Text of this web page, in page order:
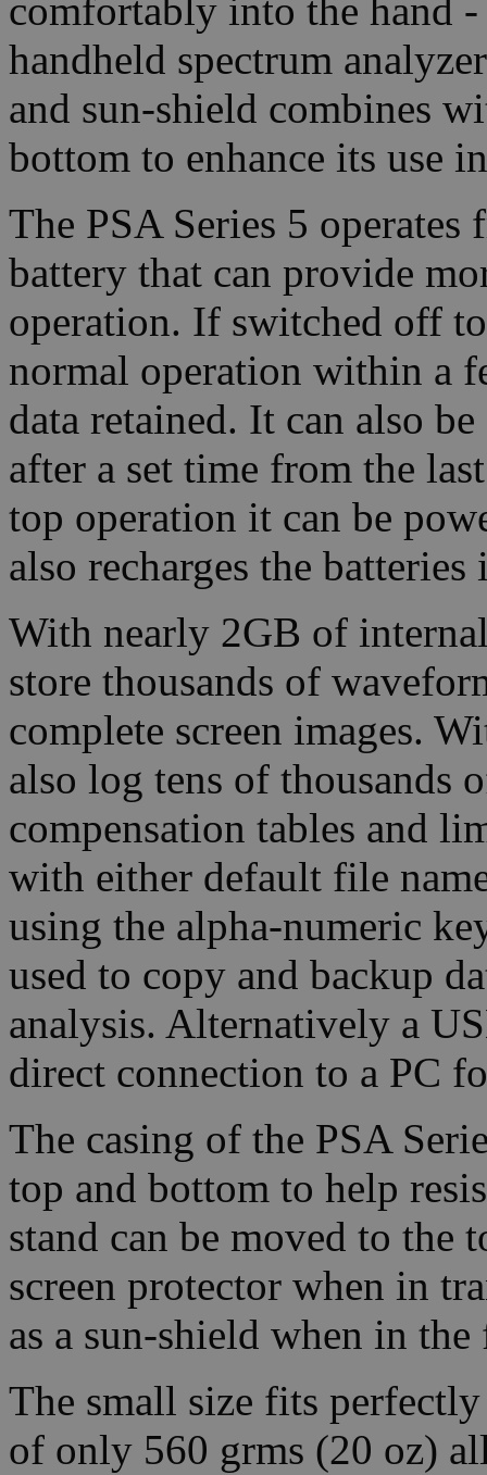
comfortably into the hand
handheld spectrum
and sun-shield combines
bottom to enhance its use
The PSA Series 5
battery that can provide
operation. If switched off
normal operation within a
data retained. It can also
after a set time from the
top operation it can be
also recharges the
With nearly 2GB of
store thousands of
complete screen images.
also log tens of thousands
compensation tables and
with either default file
using the alpha-numeric
used to copy and backup
analysis. Alternatively a
direct connection to a PC
The casing of the PSA
top and bottom to help
stand can be moved to the
screen protector when in
as a sun-shield when in
The small size fits
of only 560 grms (20 oz)